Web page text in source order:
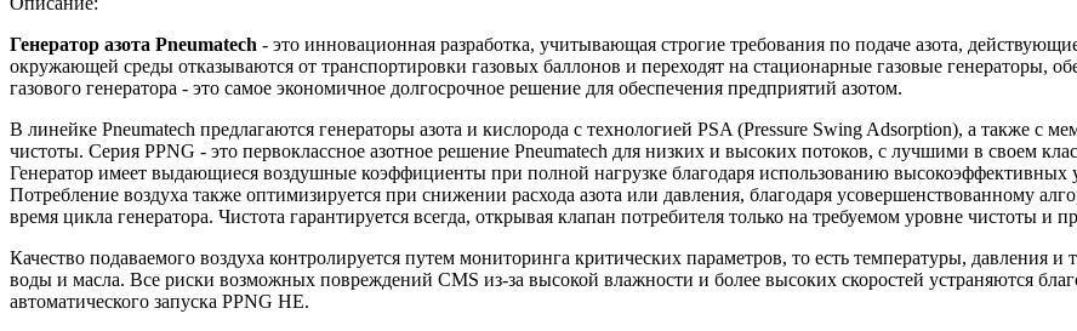
Генератор азота Pneumatech - это инновационная разработка, учитывающая строгие требования по подаче азота,
окружающей среды отказываются от транспортировки газовых баллонов и переходят на стационарные газовые генераторы,
газового генератора - это самое экономичное долгосрочное решение для обеспечения предприятий азотом.
В линейке Pneumatech предлагаются генераторы азота и кислорода с технологией PSA (Pressure Swing Adsorption), а также с
чистоты. Серия PPNG - это первоклассное азотное решение Pneumatech для низких и высоких потоков, с лучшими в своем
Генератор имеет выдающиеся воздушные коэффициенты при полной нагрузке благодаря использованию
Потребление воздуха также оптимизируется при снижении расхода азота или давления, благодаря усовершенствованному
время цикла генератора. Чистота гарантируется всегда, открывая клапан потребителя только на требуемом уровне чистоты и
Качество подаваемого воздуха контролируется путем мониторинга критических параметров, то есть температуры,
воды и масла. Все риски возможных повреждений CMS из-за высокой влажности и более высоких скоростей устраняются
автоматического запуска PPNG HE.